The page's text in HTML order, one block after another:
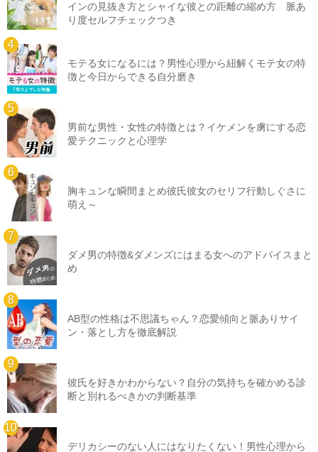
インの見抜き方とシャイな彼との距離の縮め方 脈あ
り度セルフチェックつき
モテる女になるには？男性心理から紐解くモテ女の特
徴と今日からできる自分磨き
男前な男性・女性の特徴とは？イケメンを虜にする恋
愛テクニックと心理学
胸キュンな瞬間まとめ彼氏彼女のセリフ行動しぐさに
萌え～
ダメ男の特徴&ダメンズにはまる女へのアドバイスまと
め
AB型の性格は不思議ちゃん？恋愛傾向と脈ありサイ
ン・落とし方を徹底解説
彼氏を好きかわからない？自分の気持ちを確かめる診
断と別れるべきかの判断基準
デリカシーのない人にはなりたくない！男性心理から